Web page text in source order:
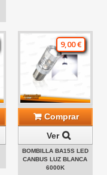
9,00 €
Comprar
Ver
BOMBILLA BA15S LED
CANBUS LUZ BLANCA
6000K